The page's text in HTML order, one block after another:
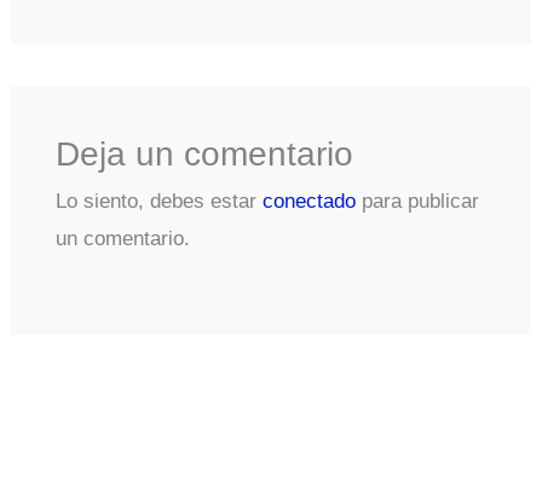
Deja un comentario
Lo siento, debes estar conectadopara publicar
un comentario.